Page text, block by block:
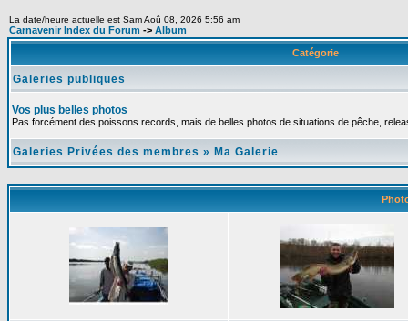
La date/heure actuelle est Sam Aoû 08, 2026 5:56 am
Carnavenir Index du Forum -> Album
Catégorie
Galeries publiques
Vos plus belles photos
Pas forcément des poissons records, mais de belles photos de situations de pêche,
Galeries Privées des membres » Ma Galerie